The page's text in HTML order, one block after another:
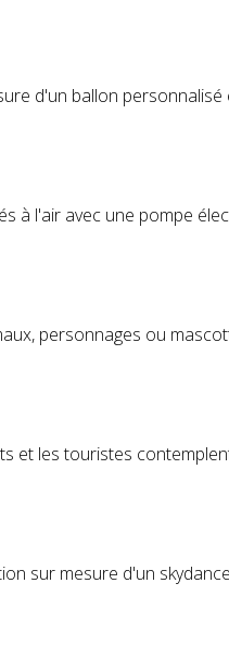
d'un ballon
à l'air avec une pompe
personnages ou
et les touristes
sur mesure d'un